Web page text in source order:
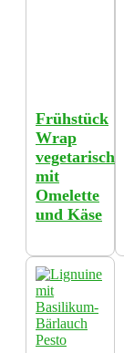
Frühstück
Wrap
vegetarisch
mit
Omelette
und Käse